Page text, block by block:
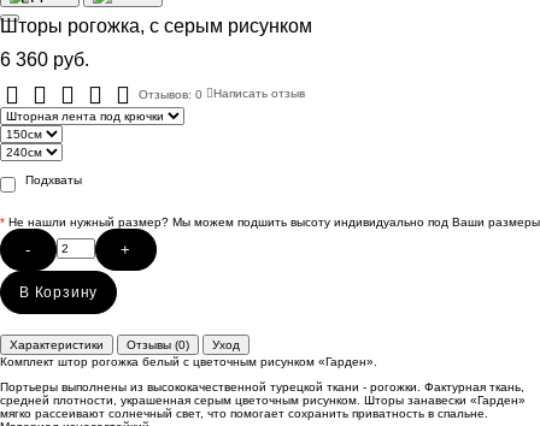
Шторы рогожка, с серым рисунком
6 360 руб.
Отзывов: 0 Написать отзыв
Подхваты
* Не нашли нужный размер? Мы можем подшить высоту индивидуально под Ваши размеры
- +
В Корзину
Характеристики Отзывы (0)
Уход
Комплект штор рогожка белый с цветочным рисунком «Гарден».
Портьеры выполнены из высококачественной турецкой ткани - рогожки. Фактурная ткань,
средней плотности, украшенная серым цветочным рисунком. Шторы занавески «Гарден»
мягко рассеивают солнечный свет, что помогает сохранить приватность в спальне.